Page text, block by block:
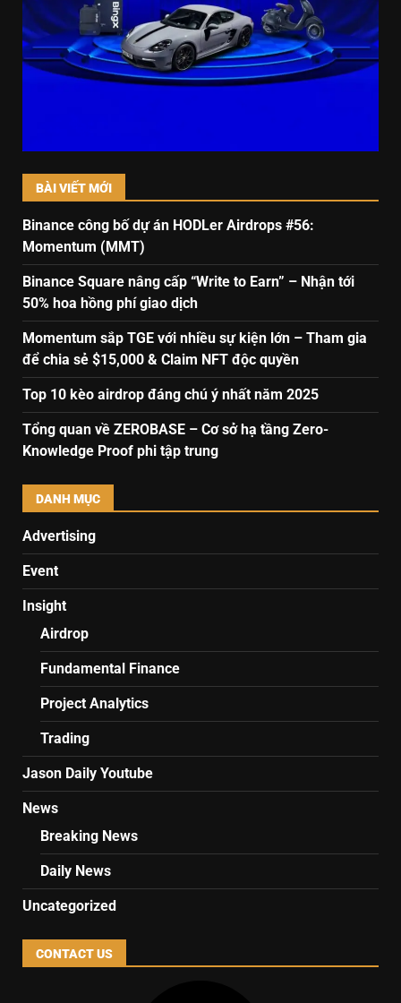
BÀI VIẾT MỚI
Binance công bố dự án HODLer Airdrops #56:
Momentum (MMT)
Binance Square nâng cấp “Write to Earn” – Nhận tới
50% hoa hồng phí giao dịch
Momentum sắp TGE với nhiều sự kiện lớn – Tham gia
để chia sẻ $15,000 & Claim NFT độc quyền
Top 10 kèo airdrop đáng chú ý nhất năm 2025
Tổng quan về ZEROBASE – Cơ sở hạ tầng Zero-
Knowledge Proof phi tập trung
DANH MỤC
Advertising
Event
Insight
Airdrop
Fundamental Finance
Project Analytics
Trading
Jason Daily Youtube
News
Breaking News
Daily News
Uncategorized
CONTACT US